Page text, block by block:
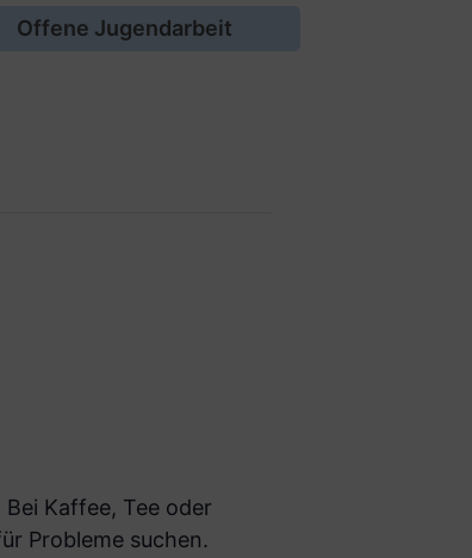
Offene Jugendarbeit
Kaffee, Tee oder
Probleme suchen.